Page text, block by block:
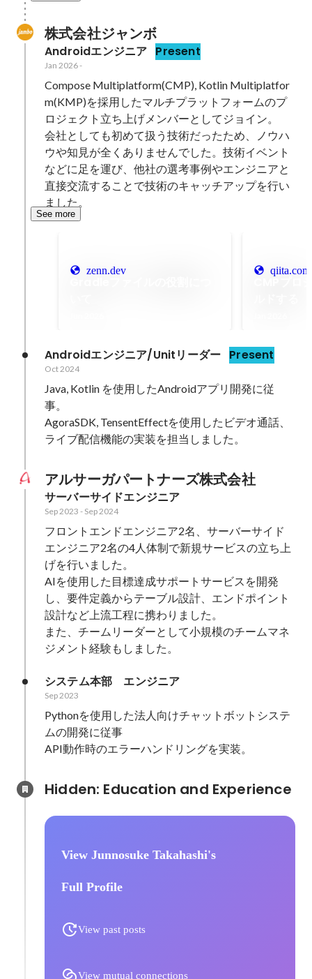
株式会社ジャンボ
Androidエンジニア Present
Jan 2026-
Compose Multiplatform(CMP), Kotlin Multiplatfor
m(KMP)を採用したマルチプラットフォームのプ
ロジェクト立ち上げメンバーとしてジョイン。
会社としても初めて扱う技術だったため、ノウハ
ウや知見が全くありませんでした。技術イベント
などに足を運び、他社の選考事例やエンジニアと
直接交流することで技術のキャッチアップを行い
ました。
See more
zenn.dev qiita.com
Androidエンジニア/Unitリーダー Present
Oct 2024
Java, Kotlin を使用したAndroidアプリ開発に従
事。
AgoraSDK, TensentEffectを使用したビデオ通話、
ライブ配信機能の実装を担当しました。
アルサーガパートナーズ株式会社
サーバーサイドエンジニア
Sep 2023 - Sep 2024
フロントエンドエンジニア2名、サーバーサイド
エンジニア2名の4人体制で新規サービスの立ち上
げを行いました。
AIを使用した目標達成サポートサービスを開発
し、要件定義からテーブル設計、エンドポイント
設計など上流工程に携わりました。
また、チームリーダーとして小規模のチームマネ
ジメント経験もしました。
システム本部　エンジニア
Sep 2023
Pythonを使用した法人向けチャットボットシステ
ムの開発に従事
API動作時のエラーハンドリングを実装。
View Junnosuke Takahashi's
Full Profile
View past posts
View mutual connections